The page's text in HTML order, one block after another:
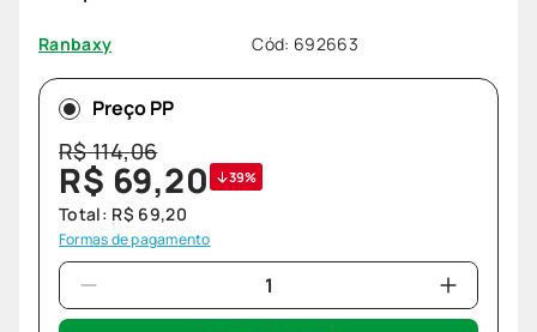
Ranbaxy Cód: 692663
Preço PP
R$114,06
R$ 69,20 39%
Total: R$ 69,20
Formas de pagamento